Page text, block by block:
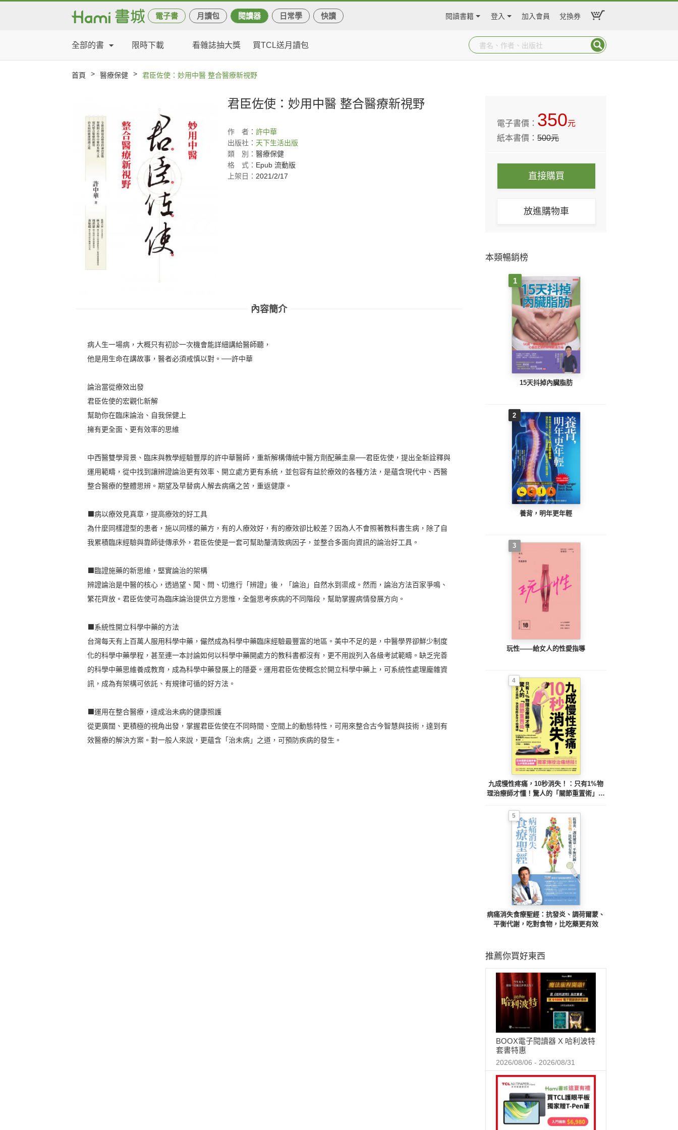
電子書 月讀包 閱讀器 日常學 快讀 閱讀書籍 登入 加入會員 兌換券
全部的書 限時下載 看雜誌抽大獎 買TCL送月讀包
首頁 > 醫療保健 > 君臣佐使：妙用中醫 整合醫療新視野
君臣佐使：妙用中醫 整合醫療新視野
作 者： 許中華
出版社： 天下生活出版
類
別： 醫療保健
格
式： Epub 流動版
上架日： 2021/2/17
內容簡介
病人生一場病，大概只有初診一次機會能詳細講給醫師聽，
他是用生命在講故事，醫者必須戒慎以對。──許中華
論治當從療效出發
君臣佐使的宏觀化新解
幫助你在臨床論治、自我保健上
擁有更全面、更有效率的思維
中西醫雙學背景、臨床與教學經驗豐厚的許中華醫師，重新解構傳統中醫方劑配藥圭臬──君臣佐使，提出全新詮釋與
運用範疇，從中找到讓辨證論治更有效率、開立處方更有系統，並包容有益於療效的各種方法，是蘊含現代中、西醫
整合醫療的整體思辨。期望及早替病人解去病痛之苦，重返健康。
⬛病以療效見真章，提高療效的好工具
為什麼同樣證型的患者，施以同樣的藥方，有的人療效好，有的療效卻比較差？因為人不會照著教科書生病，除了自
我累積臨床經驗與靠師徒傳承外，君臣佐使是一套可幫助釐清致病因子，並整合多面向資訊的論治好工具。
⬛臨證施藥的新思維，堅實論治的架構
辨證論治是中醫的核心，透過望、聞、問、切進行「辨證」後，「論治」自然水到渠成。然而，論治方法百家爭鳴、
繁花齊放。君臣佐使可為臨床論治提供立方思惟，全盤思考疾病的不同階段，幫助掌握病情發展方向。
⬛系統性開立科學中藥的方法
台灣每天有上百萬人服用科學中藥，儼然成為科學中藥臨床經驗最豐富的地區。美中不足的是，中醫學界卻鮮少制度
化的科學中藥學程，甚至連一本討論如何以科學中藥開處方的教科書都沒有，更不用說列入各級考試範疇。缺乏完善
的科學中藥思維養成教育，成為科學中藥發展上的隱憂。運用君臣佐使概念於開立科學中藥上，可系統性處理龐雜資
訊，成為有架構可依託、有規律可循的好方法。
⬛運用在整合醫療，達成治未病的健康照護
從更廣闊、更積極的視角出發，掌握君臣佐使在不同時間、空間上的動態特性，可用來整合古今智慧與技術，達到有
效醫療的解決方案。對一般人來說，更蘊含「治未病」之道，可預防疾病的發生。
電子書價： 350元
紙本書價：500元
直接購買
放進購物車
本類暢銷榜
1
15天抖掉內臟脂肪
2
養背，明年更年輕
3
玩性――給女人的性愛指導
4
九成慢性疼痛，10秒消失！：只有1%物
理治療師才懂！驚人的「關節重置術」，
5
病痛消失食療聖經：抗發炎、調荷爾蒙、
平衡代謝，吃對食物，比吃藥更有效
推薦你買好東西
BOOX電子閱讀器 X 哈利波特
套書特惠
2026/08/06 - 2026/08/31